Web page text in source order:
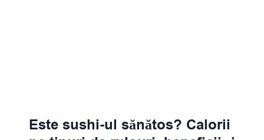
Este sushi-ul sănătos? Calorii